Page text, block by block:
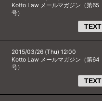
Kotto Law メールマガジン（第65
号）
TEXT
2015/03/26 (Thu) 12:00
Kotto Law メールマガジン（第64
号）
TEXT